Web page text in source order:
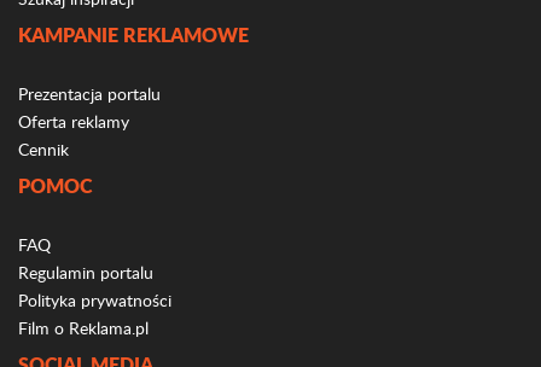
KAMPANIE REKLAMOWE
Prezentacja portalu
Oferta reklamy
Cennik
POMOC
FAQ
Regulamin portalu
Polityka prywatności
Film o Reklama.pl